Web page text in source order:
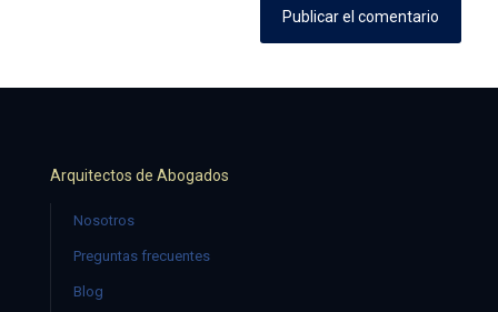
Arquitectos de Abogados
Nosotros
Preguntas frecuentes
Blog